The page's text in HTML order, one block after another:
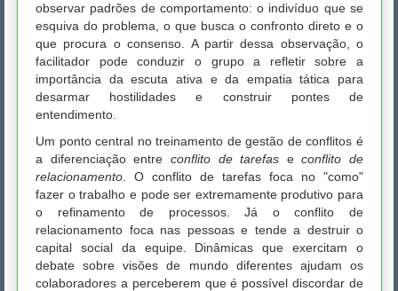
observar padrões de comportamento: o indivíduo que se
esquiva do problema, o que busca o confronto direto e o
que procura o consenso. A partir dessa observação, o
facilitador pode conduzir o grupo a refletir sobre a
importância da escuta ativa e da empatia tática para
desarmar hostilidades e construir pontes de
entendimento.
Um ponto central no treinamento de gestão de conflitos é
a diferenciação entre conflito de tarefas econflito de
relacionamento . O conflito de tarefas foca no "como"
fazer o trabalho e pode ser extremamente produtivo para
o refinamento de processos. Já o conflito de
relacionamento foca nas pessoas e tende a destruir o
capital social da equipe. Dinâmicas que exercitam o
debate sobre visões de mundo diferentes ajudam os
colaboradores a perceberem que é possível discordar de